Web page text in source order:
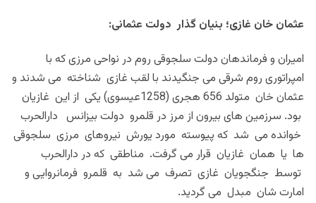
عثمان خان غازی؛ بنیان گذار دولت عثمانی:
امیران و فرماندهان دولت سلجوقی روم در نواحی مرزی که با
امپراتوری روم شرقی می جنگیدند با لقب غازی شناخته می شدند و
عثمان خان متولد 656 هجری (1258عیسوی) یکی از این غازیان
بود. سرزمین های بیرون از مرز در قلمرو دولت بیزانس دارالحرب
خوانده می شد که پیوسته مورد یورش نیروهای مرزی سلجوقی
ها یا همان غازیان قرار می گرفت. مناطقی که در دارالحرب
توسط جنگجویان غازی تصرف می شد به قلمرو فرمانروایی و
امارت شان مبدل می گردید.